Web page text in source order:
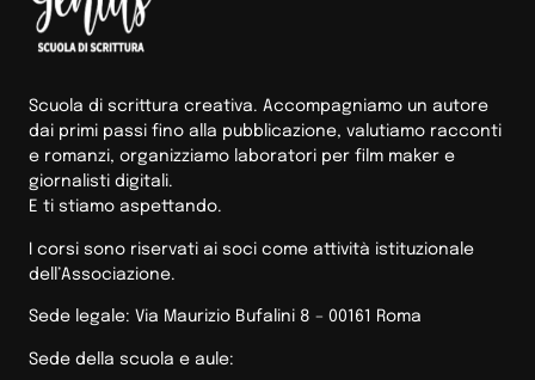
Scuola di scrittura creativa. Accompagniamo un autore
dai primi passi fino alla pubblicazione, valutiamo racconti
e romanzi, organizziamo laboratori per film maker e
giornalisti digitali.
E ti stiamo aspettando.
I corsi sono riservati ai soci come attività istituzionale
dell’Associazione.
Sede legale: Via Maurizio Bufalini 8 – 00161 Roma
Sede della scuola e aule: